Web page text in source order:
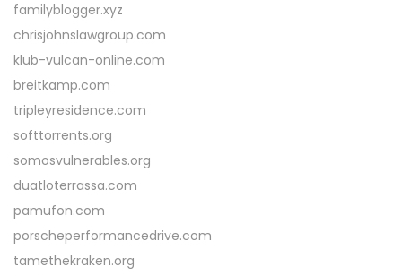
familyblogger.xyz
chrisjohnslawgroup.com
klub-vulcan-online.com
breitkamp.com
tripleyresidence.com
softtorrents.org
somosvulnerables.org
duatloterrassa.com
pamufon.com
porscheperformancedrive.com
tamethekraken.org